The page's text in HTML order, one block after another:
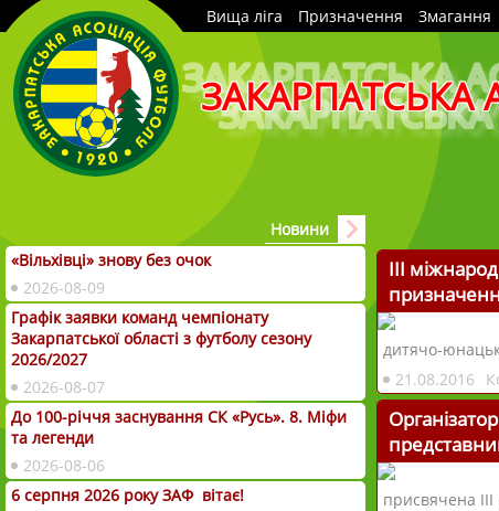
Вища ліга Призначення Змагання
ЗАКАРПАТСЬКА
ІІІ
дитячо-
21.08.2016
присвячена
Новини
«Вільхівці» знову без очок
2026-08-09
Графік заявки команд чемпіонату
Закарпатської області з футболу сезону
2026/2027
2026-08-07
До 100-річчя заснування СК «Русь». 8. Міфи
та легенди
2026-08-06
6 серпня 2026 року ЗАФ вітає!